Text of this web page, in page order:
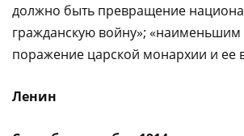
должно быть превращение
гражданскую войну»;
поражение царской монархии и ее
Ленин